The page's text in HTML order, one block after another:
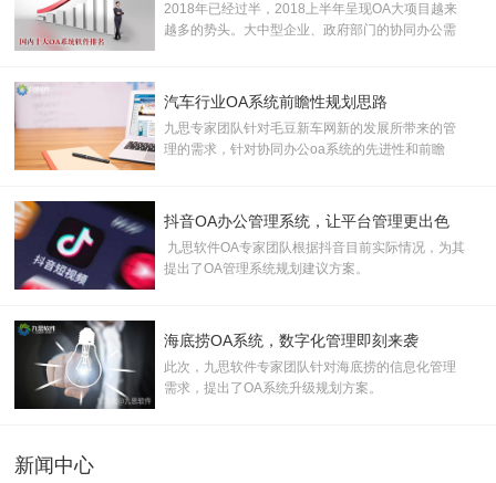
2018年已经过半，2018上半年呈现OA大项目越来
越多的势头。大中型企业、政府部门的协同办公需
大， 产业前景广阔。
汽车行业OA系统前瞻性规划思路
九思专家团队针对毛豆新车网新的发展所带来的管
理的需求，针对协同办公oa系统的先进性和前瞻
抖音OA办公管理系统，让平台管理更出色
九思软件OA专家团队根据抖音目前实际情况，为其
提出了OA管理系统规划建议方案。
海底捞OA系统，数字化管理即刻来袭
此次，九思软件专家团队针对海底捞的信息化管理
需求，提出了OA系统升级规划方案。
新闻中心